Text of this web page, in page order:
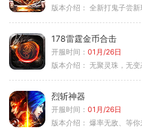
版本介绍： 全新打鬼子尝
178雷霆金币合击
开服时间： 01月/26日
版本介绍： 无聚灵珠，无变态
烈斩神器
开服时间： 01月/26日
版本介绍： 爆率无敌、等你